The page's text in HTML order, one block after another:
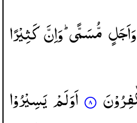
وَاَجَلٍمُّسَمًّی ؕوَاِنَّكَثِیْرًا
اَوَلَمْیَسِیْرُوْا